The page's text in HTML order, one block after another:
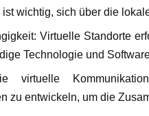
wichtig, sich über die
Virtuelle Standorte
Technologie und
virtuelle
zu entwickeln, um die